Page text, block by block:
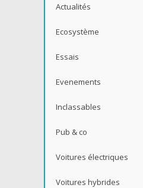
Actualités
Ecosystème
Essais
Evenements
Inclassables
Pub & co
Voitures électriques
Voitures hybrides